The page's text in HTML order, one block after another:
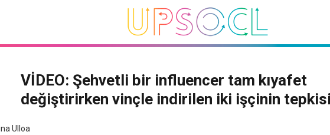
VİDEO: Şehvetli bir influencer tam kıyafet
değiştirirken vinçle indirilen iki işçinin
Ulloa